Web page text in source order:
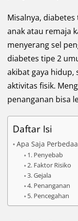
Misalnya,
anak atau remaja
menyerang sel
diabetes tipe 2
akibat gaya hidup,
aktivitas fisik.
penanganan bisa
Daftar Isi
Apa Saja
1. Penyebab
2. Faktor Risiko
3. Gejala
4. Penanganan
5. Pencegahan